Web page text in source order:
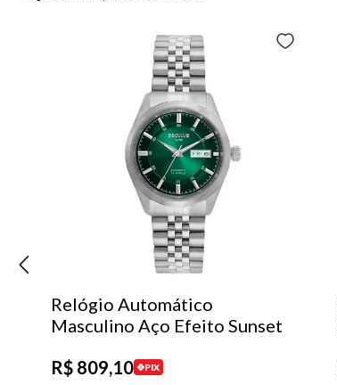
Relógio Automático
Masculino Aço Efeito Sunset
R$ 809,10 PIX